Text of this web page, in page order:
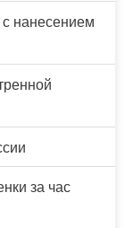
с нанесением
за час